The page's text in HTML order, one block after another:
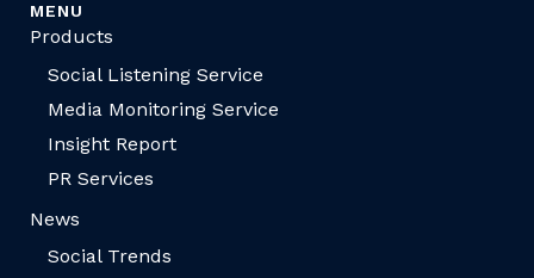
MENU
Products
Social Listening Service
Media Monitoring Service
Insight Report
PR Services
News
Social Trends